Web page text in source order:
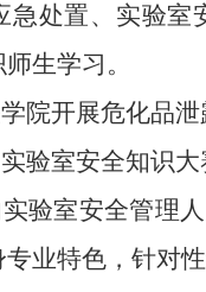
急处置、实验室
生学习 。
院开展危化品
验室安全知识大
验室安全管理
业特色， 针对